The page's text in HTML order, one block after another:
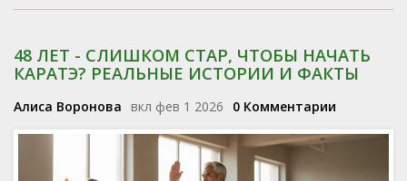
48 ЛЕТ - СЛИШКОМ СТАР, ЧТОБЫ НАЧАТЬ
КАРАТЭ? РЕАЛЬНЫЕ ИСТОРИИ И ФАКТЫ
Алиса Воронова вкл фев 1 2026 0 Комментарии